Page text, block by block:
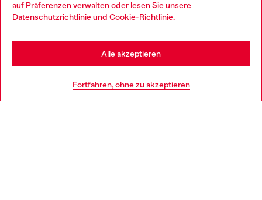
auf Präferenzen verwaltenoder lesen Sie unsere
Datenschutzrichtlinieund Cookie-Richtlinie.
Fortfahren, ohne zu akzeptieren
Alle akzeptieren
Mehr erfahren
You are currently browsing Deutschland website, but it seems
you may be based in United States